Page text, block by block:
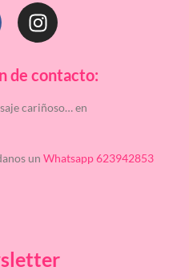
de contacto:
cariñoso… en
un Whatsapp 623942853